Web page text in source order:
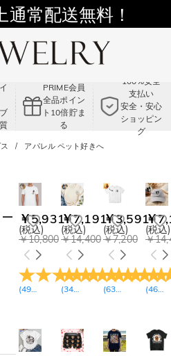
常配送無料！
以上で15％OFF！
ド:VS2
PRIME会員
全品ポイン
ト10倍貯ま
る
100%安全
支払い
安全・安心
ショッピン
グ
アパレル ペット好きへ
￥5,931
(税込)
￥10,800
(49レビュー)
￥7,191
(税込)
￥14,400
(34レビュー)
￥3,591
(税込)
￥7,200
(63レビュー)
￥
(税込)
￥
(46レ